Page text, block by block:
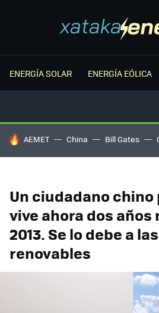
ENERGÍA SOLAR ENERGÍA EÓLICA
HOY SE HABLA DE
AEMET China Bill Gates
Un ciudadano
vive ahora dos años
2013. Se lo debe a
renovables